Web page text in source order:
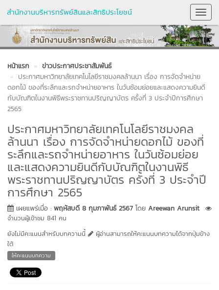
สำนักงานบริหารทรัพย์สินและสิทธิประโยชน์
หน้าแรก
ข่าวประกาศประชาสัมพันธ์
ประกาศมหาวิทยาลัยเทคโนโลยีราชมงคลล้านนา เรื่อง การจัดจำหน่าย
ดอกไม้ ของที่ระลึกและรถจำหน่ายอาหาร ในวันซ้อมย่อยและแสดงความยินดี
กับบัณฑิตในงานพิธีพระราชทานปริญญาบัตร ครั้งที่ 3 ประจำปีการศึกษา
2565
ประกาศมหาวิทยาลัยเทคโนโลยีราชมงคล
ล้านนา เรื่อง การจัดจำหน่ายดอกไม้ ของที่
ระลึกและรถจำหน่ายอาหาร ในวันซ้อมย่อย
และแสดงความยินดีกับบัณฑิตในงานพิธี
พระราชทานปริญญาบัตร ครั้งที่ 3 ประจำปี
การศึกษา 2565
เผยแพร่เมื่อ : พฤหัสบดี 8 กุมภาพันธ์ 2567 โดย Areewan Arunsit
จำนวนผู้เข้าชม 841 คน
ยังไม่มีคะแนนสำหรับบทความนี้
ผู้อ่านสามารถให้คะแนนบทความได้จากปุ่มข้าง
ใต้
ให้คะแนนบทความ